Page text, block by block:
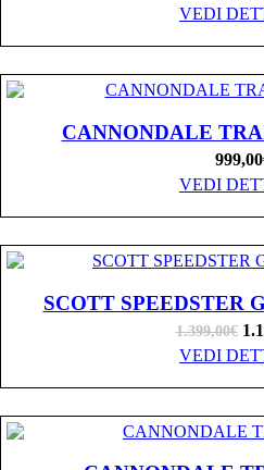
VEDI
CANNONDALE
999,00
VEDI
SCOTT SPEEDSTER
1.399,00€
VEDI